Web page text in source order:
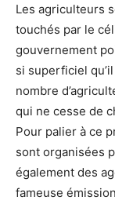
Les agriculteurs
touchés par le
gouvernement
si superficiel
nombre
qui ne cesse de
Pour palier à ce
sont organisées
également des
fameuse